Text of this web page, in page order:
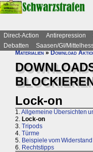
Direct-Action Antirepression
Debatten
Saasen/GI/
Materialien»Download
Lock-on
1.Allgemeine Übersichten
2. Lock-on
3. Tripods
4. Türme
5. Beispiele vom
6. Rechtstipps